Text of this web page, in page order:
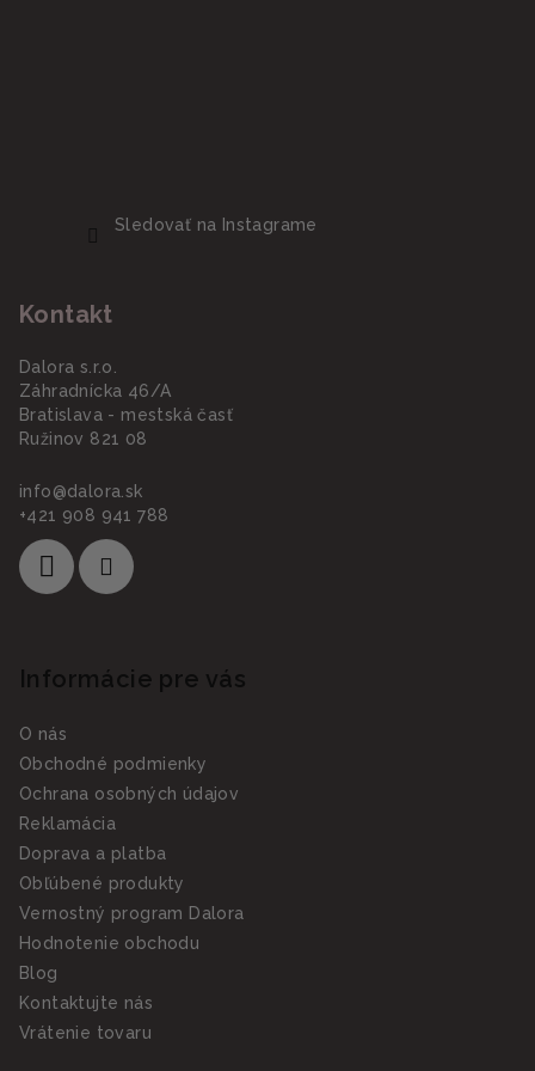
Sledovať na Instagrame
Kontakt
Dalora s.r.o.
Záhradnícka 46/A
Bratislava - mestská časť
Ružinov 821 08
info@dalora.sk
+421 908 941 788
Informácie pre vás
O nás
Obchodné podmienky
Ochrana osobných údajov
Reklamácia
Doprava a platba
Obľúbené produkty
Vernostný program Dalora
Hodnotenie obchodu
Blog
Kontaktujte nás
Vrátenie tovaru